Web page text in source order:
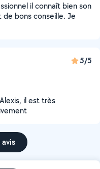
il connaît bien son
bons conseille. Je
5/5
il est très